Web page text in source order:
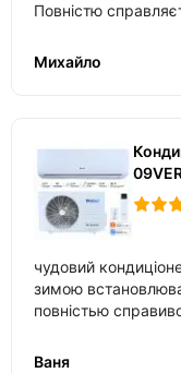
Повністю
Михайло
чудовий
зимою
повністью
температури
Ваня